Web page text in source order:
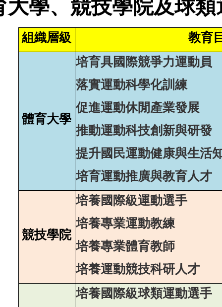
大學、競技學院及球
組織層級 教育
體育大學
培育具國際競爭力運動員
落實運動科學化訓練
促進運動休閒產業發展
推動運動科技創新與研發
提升國民運動健康與生活
培育運動推廣與教育人才
競技學院
培養國際級運動選手
培養專業運動教練
培養專業體育教師
培養運動競技科研人才
培養國際級球類運動選手